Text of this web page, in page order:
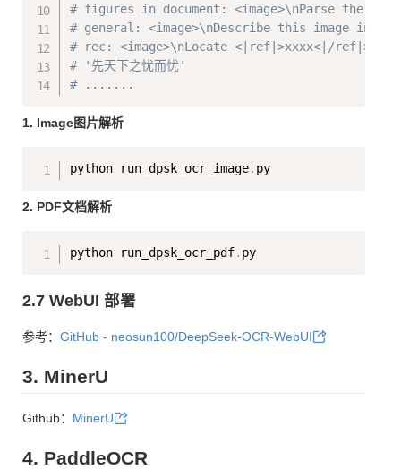
# figures in document: <image>\nParse the
# general: <image>\nDescribe this image in
# rec: <image>\nLocate <|ref|>xxxx<|/ref|> in
# '先天下之忧而忧'
# .......
1. Image图片解析
python run_dpsk_ocr_image.
2. PDF文档解析
python run_dpsk_ocr_pdf.
2.7 WebUI 部署
参考： GitHub - neosun100/DeepSeek-OCR-WebUI
3. MinerU
Github： MinerU
4. PaddleOCR